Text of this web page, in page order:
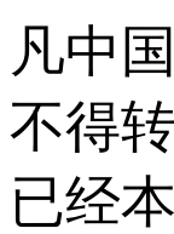
凡中
不得
已经